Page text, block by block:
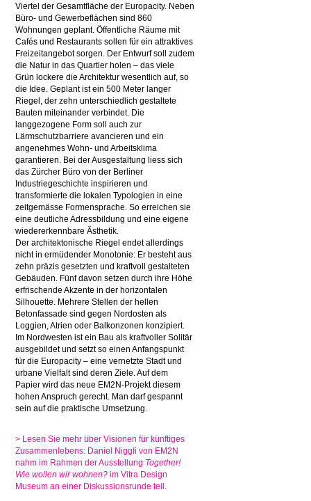
Viertel der Gesamtfläche der Europacity. Neben
Büro- und Gewerbeflächen sind 860
Wohnungen geplant. Öffentliche Räume mit
Cafés und Restaurants sollen für ein attraktives
Freizeitangebot sorgen. Der Entwurf soll zudem
die Natur in das Quartier holen – das viele
Grün lockere die Architektur wesentlich auf, so
die Idee. Geplant ist ein 500 Meter langer
Riegel, der zehn unterschiedlich gestaltete
Bauten miteinander verbindet. Die
langgezogene Form soll auch zur
Lärmschutzbarriere avancieren und ein
angenehmes Wohn- und Arbeitsklima
garantieren. Bei der Ausgestaltung liess sich
das Zürcher Büro von der Berliner
Industriegeschichte inspirieren und
transformierte die lokalen Typologien in eine
zeitgemässe Formensprache. So erreichen sie
eine deutliche Adressbildung und eine eigene
wiedererkennbare Ästhetik.
Der architektonische Riegel endet allerdings
nicht in ermüdender Monotonie: Er besteht aus
zehn präzis gesetzten und kraftvoll gestalteten
Gebäuden. Fünf davon setzen durch ihre Höhe
erfrischende Akzente in der horizontalen
Silhouette. Mehrere Stellen der hellen
Betonfassade sind gegen Nordosten als
Loggien, Atrien oder Balkonzonen konzipiert.
Im Nordwesten ist ein Bau als kraftvoller Solitär
ausgebildet und setzt so einen Anfangspunkt
für die Europacity – eine vernetzte Stadt und
urbane Vielfalt sind deren Ziele. Auf dem
Papier wird das neue EM2N-Projekt diesem
hohen Anspruch gerecht. Man darf gespannt
sein auf die praktische Umsetzung.
> Lesen Sie mehr über Visionen für künftiges
Zusammenlebens: Daniel Niggli von EM2N
nahm im Rahmen der Ausstellung Together!
Wie wollen wir wohnen?im Vitra Design
Museum an einer Diskussionsrunde teil.